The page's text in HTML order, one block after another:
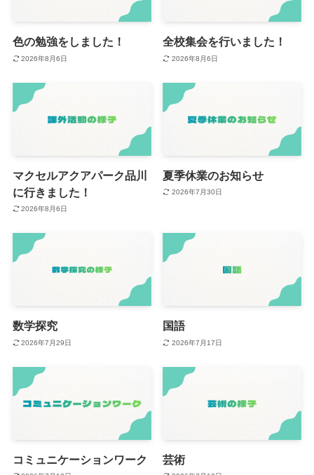
色の勉強をしました！
2026年8月6日
全校集会を行いました！
2026年8月6日
マクセルアクアパーク品川
に行きました！
2026年8月6日
夏季休業のお知らせ
2026年7月30日
数学探究
2026年7月29日
国語
2026年7月17日
コミュニケーションワーク 芸術